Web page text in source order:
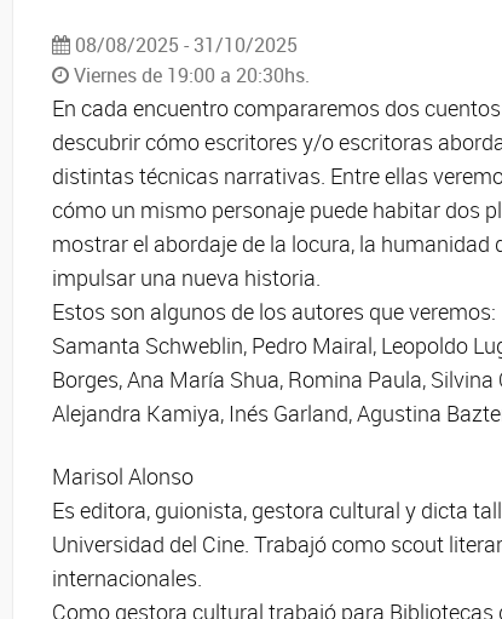
08/08/2025 - 31/10/2025
Viernes de 19:00 a 20:30hs.
En cada encuentro compararemos dos
descubrir cómo escritores y/o escritoras
distintas técnicas narrativas. Entre ellas
cómo un mismo personaje puede habitar dos
mostrar el abordaje de la locura, la
impulsar una nueva historia.
Estos son algunos de los autores que veremos:
Samanta Schweblin, Pedro Mairal, Leopoldo
Borges, Ana María Shua, Romina Paula,
Alejandra Kamiya, Inés Garland, Agustina
Marisol Alonso
Es editora, guionista, gestora cultural y dicta
Universidad del Cine. Trabajó como scout
internacionales.
Como gestora cultural trabajó para